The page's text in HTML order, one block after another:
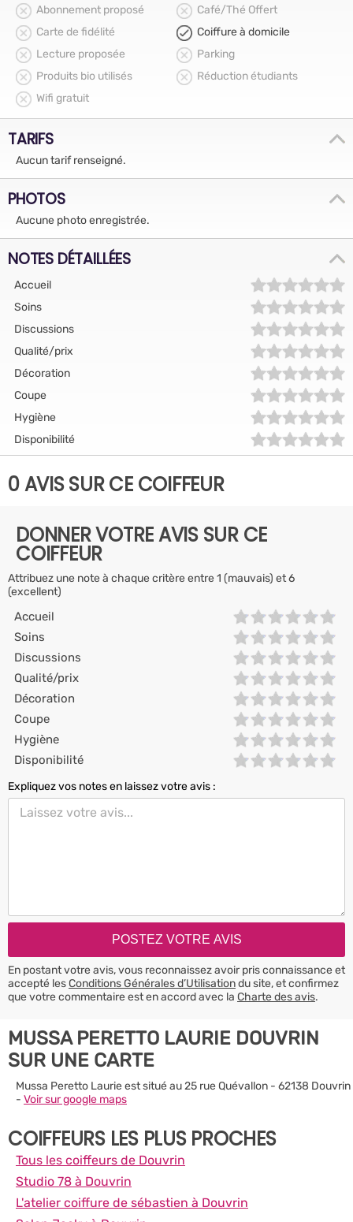
Abonnement proposé
Café/Thé Offert
Carte de fidélité
Coiffure à domicile
Lecture proposée
Parking
Produits bio utilisés
Réduction étudiants
Wifi gratuit
TARIFS
Aucun tarif renseigné.
PHOTOS
Aucune photo enregistrée.
NOTES DÉTAILLÉES
Accueil
Soins
Discussions
Qualité/prix
Décoration
Coupe
Hygiène
Disponibilité
0 AVIS SUR CE COIFFEUR
DONNER VOTRE AVIS SUR CE
COIFFEUR
Attribuez une note à chaque critère entre 1 (mauvais) et 6
(excellent)
Accueil
Soins
Discussions
Qualité/prix
Décoration
Coupe
Hygiène
Disponibilité
Expliquez vos notes en laissez votre avis :
En postant votre avis, vous reconnaissez avoir pris connaissance et
accepté lesConditions Générales d’Utilisationdu site, et confirmez
que votre commentaire est en accord avec la Charte des avis.
MUSSA PERETTO LAURIE DOUVRIN
SUR UNE CARTE
Mussa Peretto Laurie est situé au 25 rue Quévallon - 62138 Douvrin
- Voir sur google maps
COIFFEURS LES PLUS PROCHES
Tous les coiffeurs de Douvrin
Studio 78 à Douvrin
L'atelier coiffure de sébastien à Douvrin